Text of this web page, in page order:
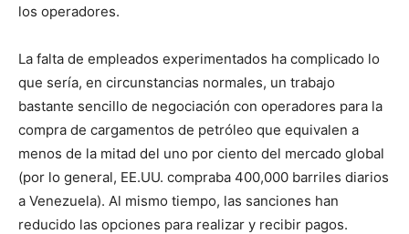
los operadores.
La falta de empleados experimentados ha complicado lo
que sería, en circunstancias normales, un trabajo
bastante sencillo de negociación con operadores para la
compra de cargamentos de petróleo que equivalen a
menos de la mitad del uno por ciento del mercado global
(por lo general, EE.UU. compraba 400,000 barriles diarios
a Venezuela). Al mismo tiempo, las sanciones han
reducido las opciones para realizar y recibir pagos.